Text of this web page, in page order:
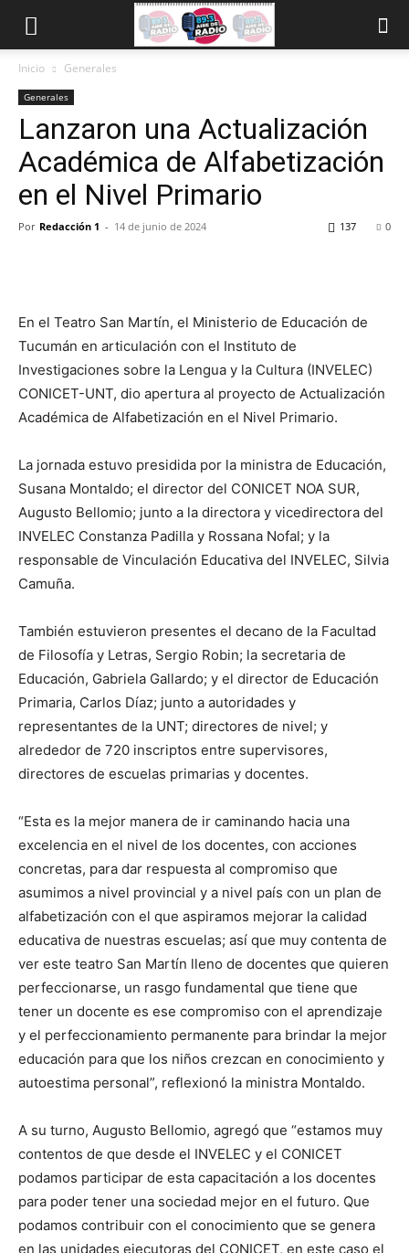
Inicio Generales
Generales
Lanzaron una Actualización
Académica de Alfabetización
en el Nivel Primario
Por Redacción 1 - 14 de junio de 2024 0
137
En el Teatro San Martín, el Ministerio de Educación de
Tucumán en articulación con el Instituto de
Investigaciones sobre la Lengua y la Cultura (INVELEC)
CONICET-UNT, dio apertura al proyecto de Actualización
Académica de Alfabetización en el Nivel Primario.
La jornada estuvo presidida por la ministra de Educación,
Susana Montaldo; el director del CONICET NOA SUR,
Augusto Bellomio; junto a la directora y vicedirectora del
INVELEC Constanza Padilla y Rossana Nofal; y la
responsable de Vinculación Educativa del INVELEC, Silvia
Camuña.
También estuvieron presentes el decano de la Facultad
de Filosofía y Letras, Sergio Robin; la secretaria de
Educación, Gabriela Gallardo; y el director de Educación
Primaria, Carlos Díaz; junto a autoridades y
representantes de la UNT; directores de nivel; y
alrededor de 720 inscriptos entre supervisores,
directores de escuelas primarias y docentes.
“Esta es la mejor manera de ir caminando hacia una
excelencia en el nivel de los docentes, con acciones
concretas, para dar respuesta al compromiso que
asumimos a nivel provincial y a nivel país con un plan de
alfabetización con el que aspiramos mejorar la calidad
educativa de nuestras escuelas; así que muy contenta de
ver este teatro San Martín lleno de docentes que quieren
perfeccionarse, un rasgo fundamental que tiene que
tener un docente es ese compromiso con el aprendizaje
y el perfeccionamiento permanente para brindar la mejor
educación para que los niños crezcan en conocimiento y
autoestima personal”, reflexionó la ministra Montaldo.
A su turno, Augusto Bellomio, agregó que “estamos muy
contentos de que desde el INVELEC y el CONICET
podamos participar de esta capacitación a los docentes
para poder tener una sociedad mejor en el futuro. Que
podamos contribuir con el conocimiento que se genera
en las unidades ejecutoras del CONICET, en este caso el